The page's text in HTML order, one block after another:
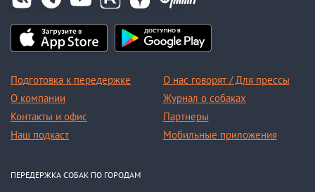
Подготовка к передержке
О компании
Контакты и офис
Наш подкаст
О нас говорят / Для прессы
Журнал о собаках
Партнеры
Мобильные приложения
ПЕРЕДЕРЖКА СОБАК ПО ГОРОДАМ